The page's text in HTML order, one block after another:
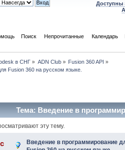
Доступны
Поиск Непрочитанные Календарь
в СНГ » ADN Club» Fusion 360 API »
Fusion 360 на русском языке.
Тема: Введение в
раз)
эту тему.
Введение в программирование